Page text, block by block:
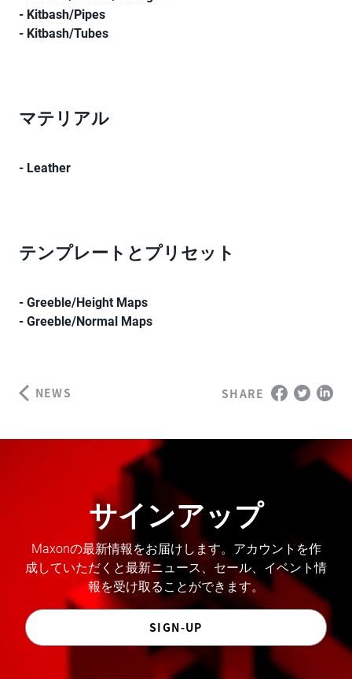
- Kitbash/Pipes
- Kitbash/Tubes
マテリアル
- Leather
テンプレートとプリセット
- Greeble/Height Maps
- Greeble/Normal Maps
NEWS SHARE
サインアップ
Maxonの最新情報をお届けします。アカウントを作
成していただくと最新ニュース、セール、イベント情
報を受け取ることができます。
SIGN-UP